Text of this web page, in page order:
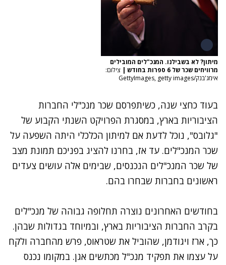
מיתון? לא בשבילנו. המנכ"לים המובילים
מרוויחים שכר של 6 ספרות בחודש
| צילום:
אימג'בנק/GettyImages, getty images
בעוד כחצי שנה, כשיתפרסם שכר מנכ"לי החברות
הציבוריות בארץ, במסגרת הפרויקט השנתי הקבוע של
"גלובס", נוכל לדעת אם למיתון הכלכלי היתה השפעה על
שכר המנכ"לים. עד אז, בחרנו להציג בפניכם תמונת מצב
של שכר המנכ"לים הנכנסים, שבימים אלה עושים צעדים
ראשונים בחברות שבחרו בהם.
בחודשים האחרונים נוצרה תחלופה גבוהה של מנכ"לים
בקרב החברות הציבוריות בארץ, ובמיוחד בגדולות שבהן.
כך, ארז ויגודמן, שהוביל את שטראוס, פרש מהחברה ולקח
על עצמו את תפקיד מנכ"ל מכתשים אגן. במקומו נכנס